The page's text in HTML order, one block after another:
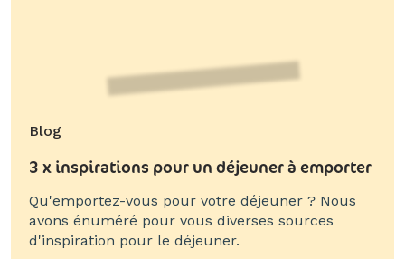
Blog
3 x inspirations pour un déjeuner à emporter
Qu'emportez-vous pour votre déjeuner ? Nous
avons énuméré pour vous diverses sources
d'inspiration pour le déjeuner.